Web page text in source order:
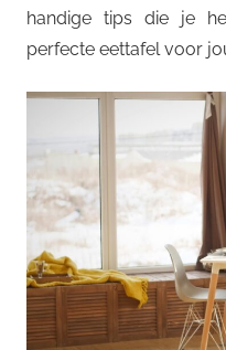
handige tips die je
perfecte eettafel voor